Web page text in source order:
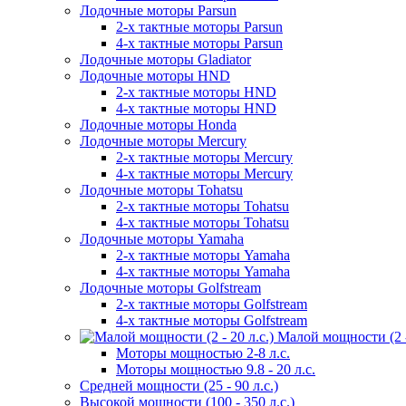
Лодочные моторы Parsun
2-х тактные моторы Parsun
4-х тактные моторы Parsun
Лодочные моторы Gladiator
Лодочные моторы HND
2-х тактные моторы HND
4-х тактные моторы HND
Лодочные моторы Honda
Лодочные моторы Mercury
2-х тактные моторы Mercury
4-х тактные моторы Mercury
Лодочные моторы Tohatsu
2-х тактные моторы Tohatsu
4-х тактные моторы Tohatsu
Лодочные моторы Yamaha
2-х тактные моторы Yamaha
4-х тактные моторы Yamaha
Лодочные моторы Golfstream
2-х тактные моторы Golfstream
4-х тактные моторы Golfstream
Малой мощности (2
Моторы мощностью 2-8 л.с.
Моторы мощностью 9.8 - 20 л.с.
Средней мощности (25 - 90 л.с.)
Высокой мощности (100 - 350 л.с.)